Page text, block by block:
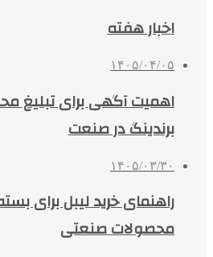
اخبار هفته
۱۴۰۵/۰۴/۰۵
اهمیت آگهی برای تبلیغ
برندینگ در صنعت
۱۴۰۵/۰۳/۳۰
راهنمای خرید لیبل برای
محصولات صنعتی